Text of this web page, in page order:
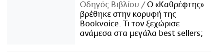
Οδηγός Βιβλίου
Ο «Καθρέφτης»
βρέθηκε στην κορυφή της
Bookvoice. Τι τον ξεχώρισε
ανάμεσα στα μεγάλα best sellers;